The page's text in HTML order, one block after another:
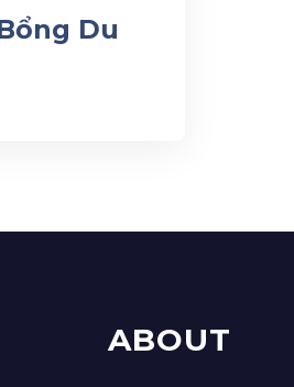
Du
ABOUT